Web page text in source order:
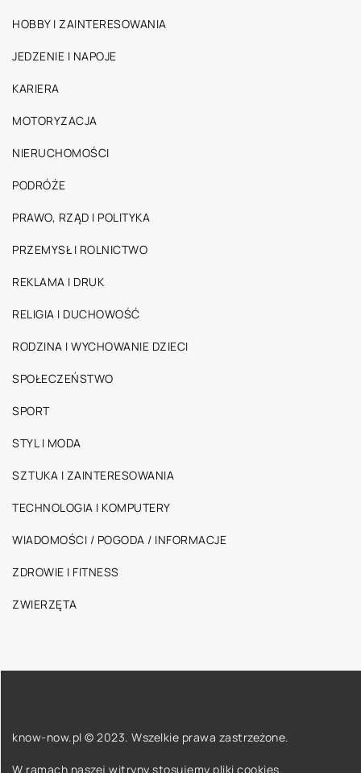
HOBBY I ZAINTERESOWANIA
JEDZENIE I NAPOJE
KARIERA
MOTORYZACJA
NIERUCHOMOŚCI
PODRÓŻE
PRAWO, RZĄD I POLITYKA
PRZEMYSŁ I ROLNICTWO
REKLAMA I DRUK
RELIGIA I DUCHOWOŚĆ
RODZINA I WYCHOWANIE DZIECI
SPOŁECZEŃSTWO
SPORT
STYL I MODA
SZTUKA I ZAINTERESOWANIA
TECHNOLOGIA I KOMPUTERY
WIADOMOŚCI / POGODA / INFORMACJE
ZDROWIE I FITNESS
ZWIERZĘTA
know-now.pl © 2023. Wszelkie prawa zastrzeżone.
W ramach naszej witryny stosujemy pliki cookies.